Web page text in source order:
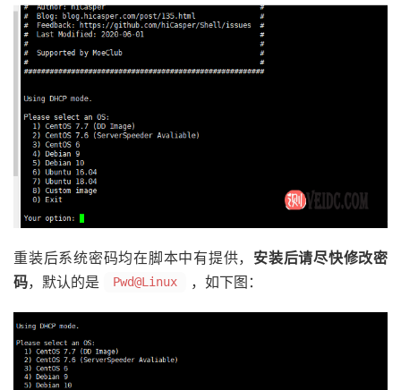
重装后系统密码均在脚本中有提供， 安装后请尽快修改密
码，默认的是 Pwd@Linux ，如下图：